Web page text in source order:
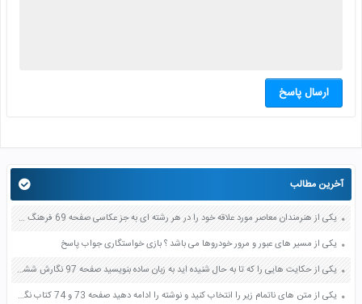
ارسال پاسخ
آخرین مطالب
یکی از هنرمندان معاصر مورد علاقه خود را در هر رشته ای به جز عکاسی صفحه 69 فرهنگ و هنر نهم
یکی از مسیر های عبور و مرور خودروها می باشد ؟ بازی خواستگاری جواب پاسخ
یکی از حکایت هایی را که تا به حال شنیده اید به زبان ساده بنویسید صفحه 97 نگارش ششم دبستان
یکی از متن های ناتمام زیر را انتخاب کنید و نوشته را ادامه دهید صفحه 73 و 74 کتاب نگارش فارسی پنجم دبستان